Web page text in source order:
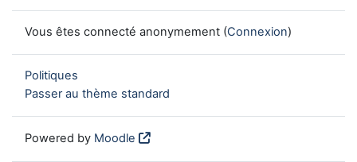
Vous êtes connecté anonymement (Connexion)
Politiques
Passer au thème standard
Powered by Moodle